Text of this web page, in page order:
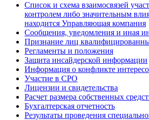
Список и схема взаимосвязей
контролем либо значительным
находится Управляющая компания
Сообщения, уведомления и иная
Признание лиц
Регламенты и положения
Защита инсайдерской информации
Информация о конфликте
Участие в СРО
Лицензии и свидетельства
Расчет размера собственных
Бухгалтерская отчетность
Результаты проведения